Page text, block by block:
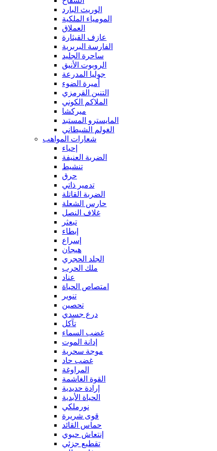
الوريث البارد
المومياء الملكية
العملاق
عازف القيثارة
الفارسة البربرية
ساحرة الجليد
الروبوت الأنيق
جوليا المدرعة
أميرة الضوء
التنين القرمزي
الملاكم الكوني
ميركشا
المايسترو المستبد
الغولم الشيطاني
شعارات المواهب
إحياء
الضربة العنيفة
تنشيط
حرق
تدمير ذاتي
الضربة القاتلة
حارس الشعلة
غلاف النصل
تبعثر
إبطاء
إسراع
هيجان
الجلد الحجري
ملك الحرب
عناد
امتصاص الحياة
تنوير
تحصين
درع جسدي
تآكل
غضب السماء
إدانة الموت
موجة سحرية
غضب حاد
المراوغة
القوة الغاشمة
إرادة حديدية
الحياة الأبدية
نورملكي
قوى شريرة
حماس القائد
إنتعاش حيوي
تقطيع جزئي